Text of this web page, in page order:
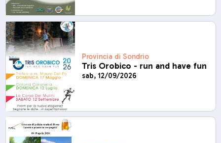
Provincia di Sondrio
Tris Orobico - run and have fun
sab, 12/09/2026